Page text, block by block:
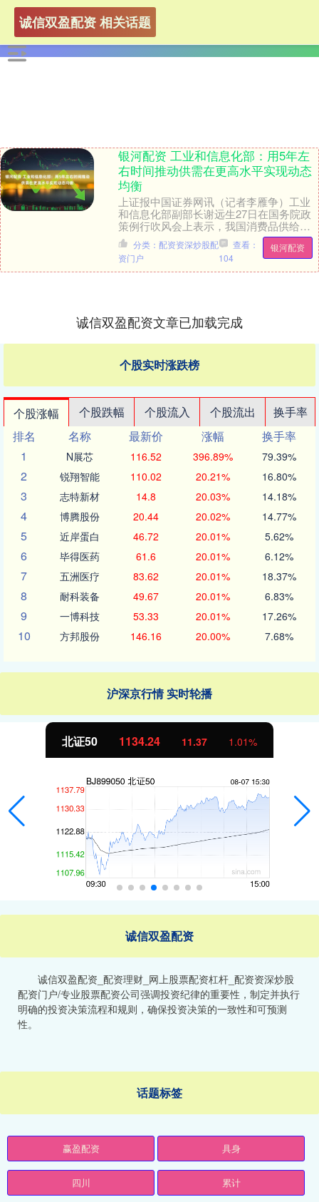
诚信双盈配资 相关话题
银河配资 工业和信息化部：用5年左
右时间推动供需在更高水平实现动态
均衡
上证报中国证券网讯（记者李雁争）工业
和信息化部副部长谢远生27日在国务院政
策例行吹风会上表示，我国消费品供给已
进入优质优价新发展阶段，基本满足了人
民美好生活需要....
银河配资
分类：配资资深炒股配
资门户
查看：
104
诚信双盈配资文章已加载完成
个股实时涨跌榜
个股涨幅 个股跌幅 个股流入 个股流出
换手率
排名
名称 最新价 涨幅
换手率
1
N展芯 116.52 396.89% 79.39%
2 锐翔智能 110.02 20.21% 16.80%
3 志特新材 14.8 20.03% 14.18%
4 博腾股份 20.44 20.02% 14.77%
5 近岸蛋白 46.72 20.01% 5.62%
6 毕得医药 61.6 20.01% 6.12%
7 五洲医疗 83.62 20.01% 18.37%
8 耐科装备 49.67 20.01% 6.83%
9 一博科技 53.33 20.01% 17.26%
10 方邦股份 146.16 20.00% 7.68%
沪深京行情 实时轮播
北证50 1134.24 11.37 1.01%
诚信双盈配资
诚信双盈配资_配资理财_网上股票配资杠杆_配资资深炒股
配资门户/专业股票配资公司强调投资纪律的重要性，制定并执行
明确的投资决策流程和规则，确保投资决策的一致性和可预测
性。
话题标签
赢盈配资 具身
四川 累计